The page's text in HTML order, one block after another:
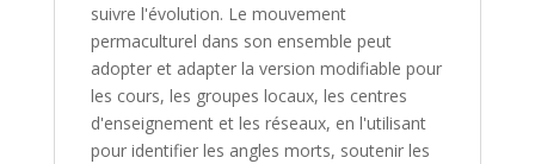
suivre l'évolution. Le mouvement
permaculturel dans son ensemble peut
adopter et adapter la version modifiable pour
les cours, les groupes locaux, les centres
d'enseignement et les réseaux, en l'utilisant
pour identifier les angles morts, soutenir les